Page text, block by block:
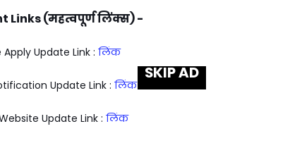
Links (महत्वपूर्ण लिंक्स) -
Update Link : लिंक
Update Link : लिंक
Update Link : लिंक
SKIP AD